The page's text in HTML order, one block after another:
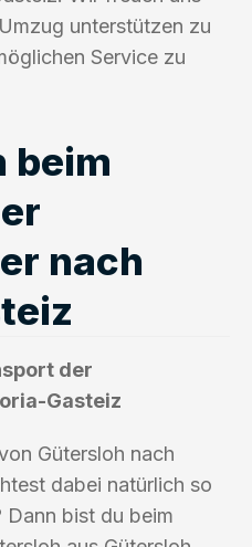
unterstützen zu
Service zu
beim
nach
der
Gasteiz
Gütersloh nach
dabei natürlich so
bist du beim